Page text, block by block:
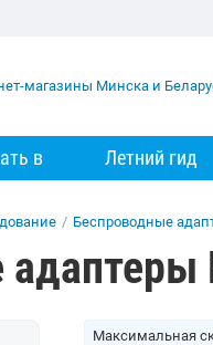
в Летний гид
/ Беспроводные
Максимальная